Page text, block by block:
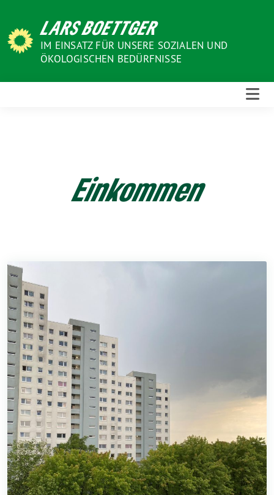
Inhalt
LARS BOETTGER
IM EINSATZ FÜR UNSERE SOZIALEN UND
ÖKOLOGISCHEN BEDÜRFNISSE
Einkommen